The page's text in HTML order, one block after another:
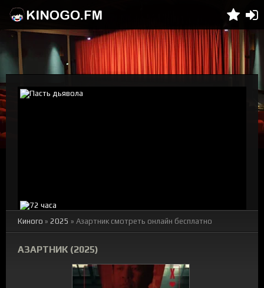
Киного » 2025 » Азартник смотреть онлайн бесплатно
АЗАРТНИК (2025)